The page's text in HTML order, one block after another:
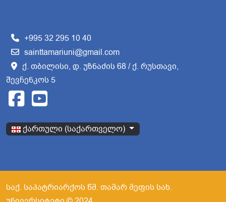
+995 32 295 10 40
sainttamariuni@gmail.com
ქ. თბილისი, დ. უზნაძის 68 / ქ. რუსთავი,
შევჩენკოს 5
აირჩიეთ ენა
ქართული (საქართველო)
საქ. საპატრიარქოს წმ. თამარ მეფის სახ.